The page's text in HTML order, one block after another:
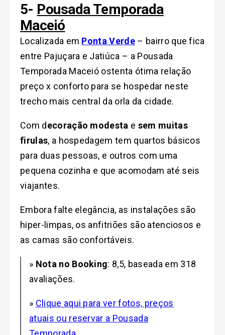
5- Pousada Temporada
Maceió
Localizada em Ponta Verde – bairro que fica
entre Pajuçara e Jatiúca – a Pousada
Temporada Maceió ostenta ótima relação
preço x conforto para se hospedar neste
trecho mais central da orla da cidade.
Com decoração modesta e sem muitas
firulas, a hospedagem tem quartos básicos
para duas pessoas, e outros com uma
pequena cozinha e que acomodam até seis
viajantes.
Embora falte elegância, as instalações são
hiper-limpas, os anfitriões são atenciosos e
as camas são confortáveis.
» Nota no Booking: 8,5, baseada em 318
avaliações.
» Clique aqui para ver fotos, preços
atuais ou reservar a Pousada